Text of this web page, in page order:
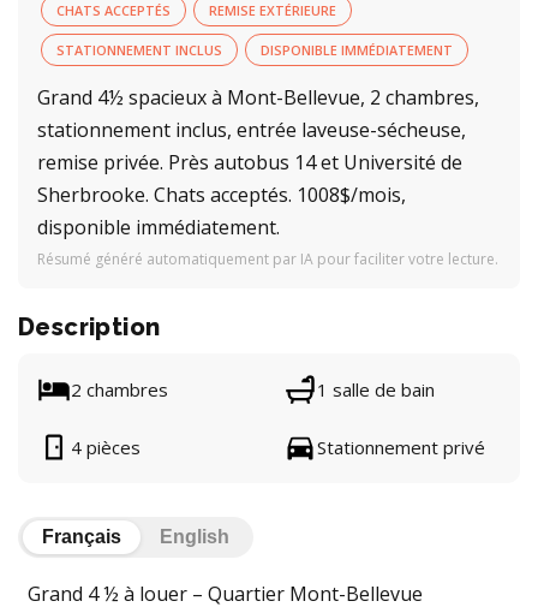
CHATS ACCEPTÉS REMISE EXTÉRIEURE
STATIONNEMENT INCLUS DISPONIBLE IMMÉDIATEMENT
Grand 4½ spacieux à Mont-Bellevue, 2 chambres,
stationnement inclus, entrée laveuse-sécheuse,
remise privée. Près autobus 14 et Université de
Sherbrooke. Chats acceptés. 1008$/mois,
disponible immédiatement.
Résumé généré automatiquement par IA pour faciliter votre lecture.
Description
2 chambres 1 salle de bain
4 pièces Stationnement privé
Français English
Grand 4 ½ à louer – Quartier Mont-Bellevue